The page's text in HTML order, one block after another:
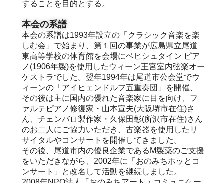
することを目的とする。
本会の系譜
本会の系譜は1993年設立の「クラシック音楽を楽
しむ会」で始まり、第１回の事業が広島県立尾道
東高等学校の体育館を会場にベヒシュタイン ピア
ノ(1906年製)を使用したウィーン王宮室内弦楽オー
ケストラでした。翌年1994年は尾道市公会堂でウ
ィーンの「アイヒェンドルフ五重奏団」を開催、
その後は主に国内の優れた音楽家に目を向け、フ
ァルテピアノ修復家・山本宣夫(大阪堺市在住)さ
ん、チェンバロ製作家・久保田彰(所沢市在住)さん
のお二人にご協力いただき、古楽器を使用したリ
サイタルやコンサートを開催してきました。
その後、尾道市内の優良企業であるM製薬のご支援
をいただきながら、2002年に「おのみちホッとコ
ンサート」と改名して活動を継続しました。